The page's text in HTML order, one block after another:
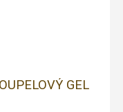
GEL